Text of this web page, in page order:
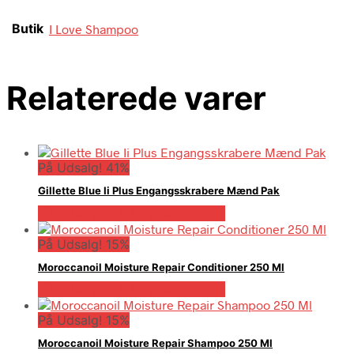
Butik I Love Shampoo
Relaterede varer
På Udsalg! 41%
Gillette Blue Ii Plus Engangsskrabere Mænd Pak
På Udsalg! 15%
Moroccanoil Moisture Repair Conditioner 250 Ml
På Udsalg! 15%
Moroccanoil Moisture Repair Shampoo 250 Ml